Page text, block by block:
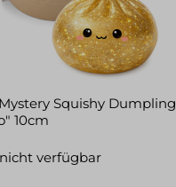
Squishy Dumpling
10cm
verfügbar